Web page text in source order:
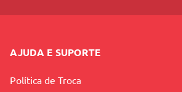
AJUDA E SUPORTE
Política de Troca